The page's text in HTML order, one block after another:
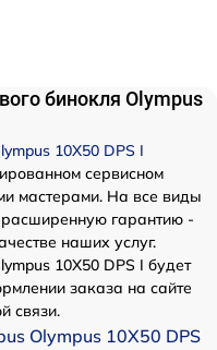
бинокля Olympus
10X50 DPS I
сервисном
мастерами. На все виды
расширенную гарантию -
наших услуг.
10X50 DPS I будет
заказа на сайте
связи.
Olympus 10X50 DPS